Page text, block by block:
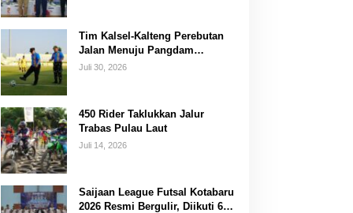
Tim Kalsel-Kalteng Perebutan
Jalan Menuju Pangdam
XXII/Tambun Bungai Cup
Juli 30, 2026
450 Rider Taklukkan Jalur
Trabas Pulau Laut
Juli 14, 2026
Saijaan League Futsal Kotabaru
2026 Resmi Bergulir, Diikuti 67